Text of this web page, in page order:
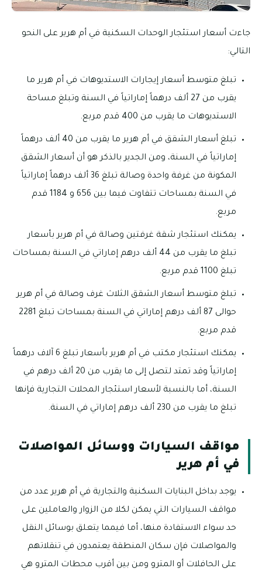
جاءت أسعار استئجار الوحدات السكنية في أم هرير على النحو
التالي:
تبلغ متوسط أسعار إيجارات الاستديوهات في أم هرير ما
يقرب من 27 ألف درهماً إماراتياً في السنة وتبلغ مساحة
الاستديوهات ما يقرب من 400 قدم مربع.
تبلغ أسعار الشقق في أم هرير ما يقرب من 40 ألف درهماً
إماراتياً في السنة، ومن الجدير بالذكر هو أن أسعار الشقق
المكونة من غرفة واحدة وصالة تبلغ 36 ألف درهماً إماراتياً
في السنة بمساحات تتفاوت فيما بين 656 و 1184 قدم
مربع.
يمكنك استئجار شقة غرفتين وصالة في أم هرير بأسعار
تبلغ ما يقرب من 44 ألف درهم إماراتي في السنة بمساحات
تبلغ 1100 قدم مربع.
تبلغ متوسط أسعار الشقق الثلاث غرف وصالة في أم هرير
حوالى 87 ألف درهم إماراتي في السنة بمساحات تبلغ 2281
قدم مربع.
يمكنك استئجار مكتب في أم هرير بأسعار تبلغ 6 آلاف درهماً
إماراتياً وقد تمتد لتصل إلى ما يقرب من 20 ألف درهم في
السنة، أما بالنسبة لأسعار استئجار المحلات التجارية فإنها
تبلغ ما يقرب من 230 ألف درهم إماراتي في السنة.
مواقف السيارات ووسائل المواصلات
في أم هرير
يوجد بداخل البنايات السكنية والتجارية في أم هرير عدد من
مواقف السيارات التي يمكن لكلا من الزوار والعاملين على
حد سواء الاستفادة منها، أما فيمما يتعلق بوسائل النقل
والمواصلات فإن سكان المنطقة يعتمدون في تنقلاتهم
على الحافلات أو المترو ومن بين أقرب محطات المترو هي